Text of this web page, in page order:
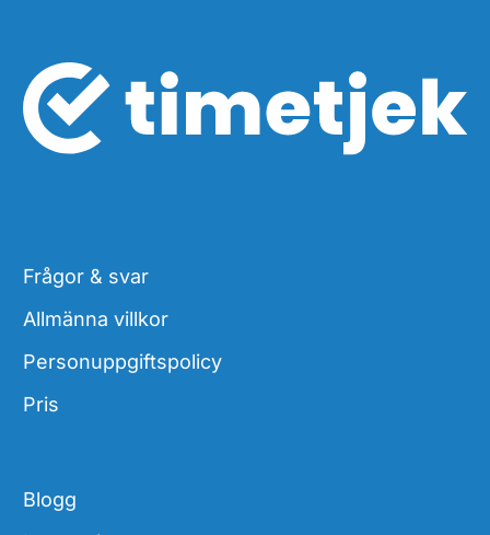
Frågor & svar
Allmänna villkor
Personuppgiftspolicy
Pris
Blogg